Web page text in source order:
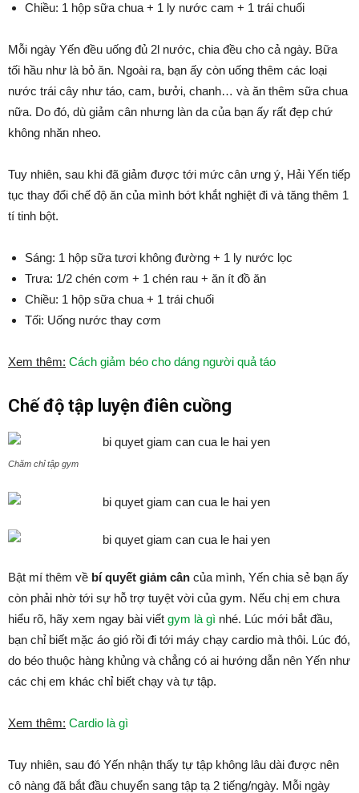
Chiều: 1 hộp sữa chua + 1 ly nước cam + 1 trái chuối
Mỗi ngày Yến đều uống đủ 2l nước, chia đều cho cả ngày. Bữa
tối hầu như là bỏ ăn. Ngoài ra, bạn ấy còn uống thêm các loại
nước trái cây như táo, cam, bưởi, chanh… và ăn thêm sữa chua
nữa. Do đó, dù giảm cân nhưng làn da của bạn ấy rất đẹp chứ
không nhăn nheo.
Tuy nhiên, sau khi đã giảm được tới mức cân ưng ý, Hải Yến tiếp
tục thay đổi chế độ ăn của mình bớt khắt nghiệt đi và tăng thêm 1
tí tinh bột.
Sáng: 1 hộp sữa tươi không đường + 1 ly nước lọc
Trưa: 1/2 chén cơm + 1 chén rau + ăn ít đồ ăn
Chiều: 1 hộp sữa chua + 1 trái chuối
Tối: Uống nước thay cơm
Xem thêm: Cách giảm béo cho dáng người quả táo
Chế độ tập luyện điên cuồng
Chăm chỉ tập gym
Bật mí thêm về bí quyết giảm cân của mình, Yến chia sẻ bạn ấy
còn phải nhờ tới sự hỗ trợ tuyệt vời của gym. Nếu chị em chưa
hiểu rõ, hãy xem ngay bài viết gym là gì nhé. Lúc mới bắt đầu,
bạn chỉ biết mặc áo gió rồi đi tới máy chạy cardio mà thôi. Lúc đó,
do béo thuộc hàng khủng và chẳng có ai hướng dẫn nên Yến như
các chị em khác chỉ biết chạy và tự tập.
Xem thêm: Cardio là gì
Tuy nhiên, sau đó Yến nhận thấy tự tập không lâu dài được nên
cô nàng đã bắt đầu chuyển sang tập tạ 2 tiếng/ngày. Mỗi ngày